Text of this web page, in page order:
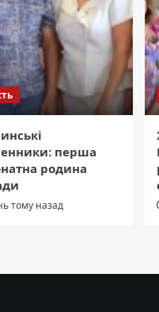
перша
родина
тому назад